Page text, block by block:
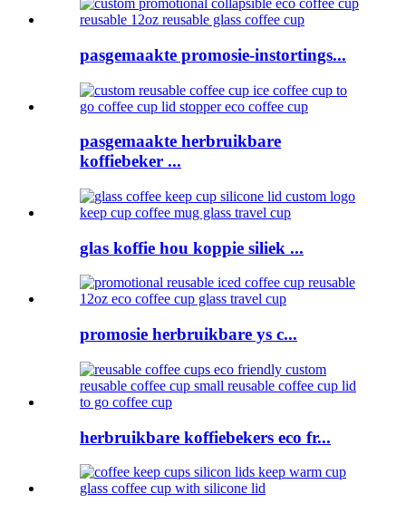
pasgemaakte promosie-instortings...
pasgemaakte herbruikbare
koffiebeker ...
glas koffie hou koppie siliek ...
promosie herbruikbare ys c...
herbruikbare koffiebekers eco fr...